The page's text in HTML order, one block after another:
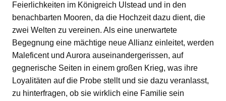
Feierlichkeiten im Königreich Ulstead und in den
benachbarten Mooren, da die Hochzeit dazu dient, die
zwei Welten zu vereinen. Als eine unerwartete
Begegnung eine mächtige neue Allianz einleitet, werden
Maleficent und Aurora auseinandergerissen, auf
gegnerische Seiten in einem großen Krieg, was ihre
Loyalitäten auf die Probe stellt und sie dazu veranlasst,
zu hinterfragen, ob sie wirklich eine Familie sein